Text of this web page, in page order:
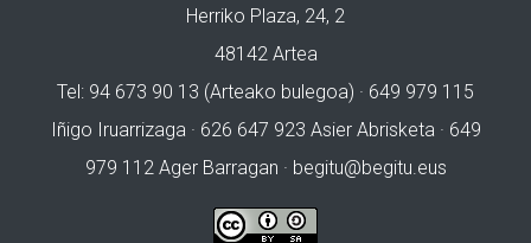
Herriko Plaza, 24, 2
48142 Artea
Tel: 94 673 90 13 (Arteako bulegoa) · 649 979 115
Iñigo Iruarrizaga · 626 647 923 Asier Abrisketa · 649
979 112 Ager Barragan · begitu@begitu.eus